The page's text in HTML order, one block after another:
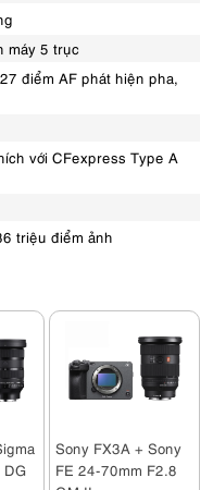
máy 5 trục
điểm AF phát hiện pha,
với CFexpress Type A
triệu điểm ảnh
Sony FX3A + Sony
FE 24-70mm F2.8